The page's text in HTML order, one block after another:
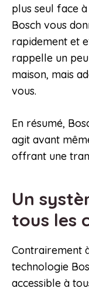
plus seul face
Bosch vous
rapidement et
rappelle un
maison, mais
vous.
En résumé,
agit avant
offrant une
Un
tous les
Contrairement
technologie
accessible à